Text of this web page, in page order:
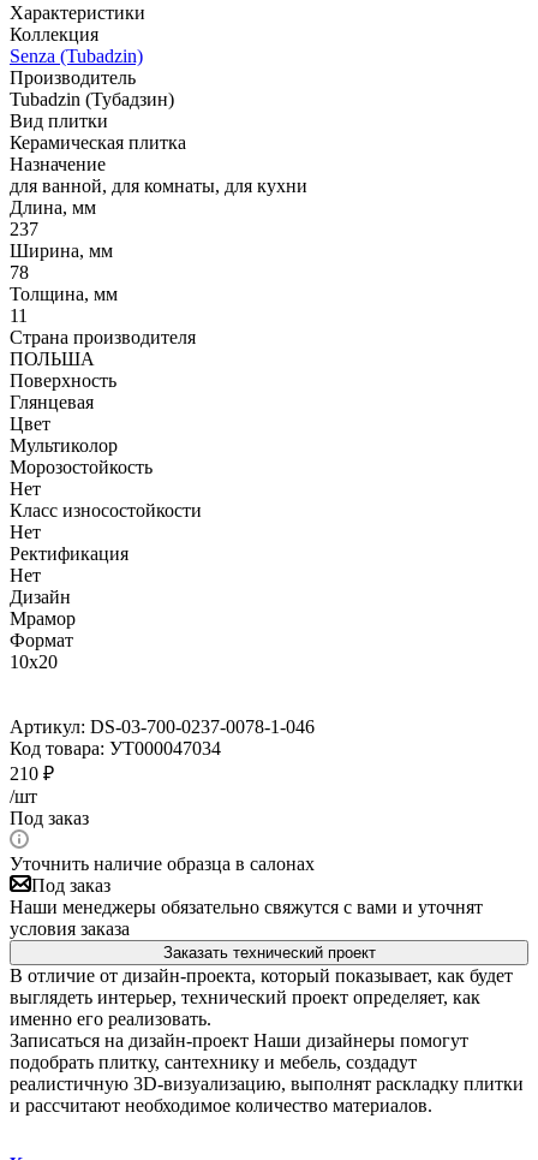
Характеристики
Коллекция
Senza (Tubadzin)
Производитель
Tubadzin (Тубадзин)
Вид плитки
Керамическая плитка
Назначение
для ванной, для комнаты, для кухни
Длина, мм
237
Ширина, мм
78
Толщина, мм
11
Страна производителя
ПОЛЬША
Поверхность
Глянцевая
Цвет
Мультиколор
Морозостойкость
Нет
Класс износостойкости
Нет
Ректификация
Нет
Дизайн
Мрамор
Формат
10x20
Артикул: DS-03-700-0237-0078-1-046
Код товара: УТ000047034
210 ₽
/шт
Под заказ
Уточнить наличие образца в салонах
Под заказ
Наши менеджеры обязательно свяжутся с вами и уточнят
условия заказа
Заказать технический проект
В отличие от дизайн-проекта, который показывает, как будет
выглядеть интерьер, технический проект определяет, как
именно его реализовать.
Записаться на дизайн-проект Наши дизайнеры помогут
подобрать плитку, сантехнику и мебель, создадут
реалистичную 3D-визуализацию, выполнят раскладку плитки
и рассчитают необходимое количество материалов.